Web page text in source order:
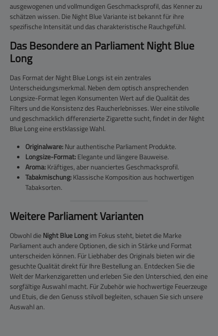
ausgewogenen und vollmundigen Geschmacksprofil, das Kenner zu
schätzen wissen. Die Night Blue Variante ist bekannt für ihre
spezifische Intensität und das charakteristische Rauchgefühl.
Das Besondere an Parliament Night Blue
Long
Das Format der Night Blue Longs ist ein zentrales
Unterscheidungsmerkmal. Neben dem optisch ansprechenden
Longsize-Format legen Konsumenten Wert auf die Qualität des
Filters und die Konsistenz des Raucherlebnisses. Wer eine stilvolle
und geschmacklich differenzierte Zigarette sucht, findet in der Night
Blue Long eine erstklassige Wahl.
Originalware:Nur authentische Parliament Produkte.
Longsize-Format:Elegante und längere Bauweise.
Aroma:Kräftiges, aber nuanciertes Geschmacksprofil.
Tabakmischung:Klassische Komposition aus hochwertigen
Tabaksorten.
Weitere Parliament Varianten
Obwohl dieNight Blue Longim Fokus steht, bietet die Marke
Parliament auch andere Optionen, die sich in Stärke und Format
unterscheiden können. Für Liebhaber des Originals bieten wir die
gesuchte Qualität direkt für Ihre Bestellung an. Entdecken Sie die
Welt der Markenzigaretten und erleben Sie den Unterschied, den eine
sorgfältige Auswahl macht. Für Zubehör wie hochwertige Feuerzeuge
und Etuis, die den Genuss stilvoll begleiten, schauen Sie sich unsere
Auswahl an.